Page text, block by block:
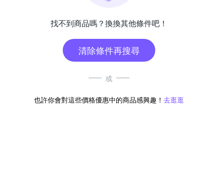
找不到商品嗎？換換其他條件吧！
清除條件再搜尋
或
也許你會對這些價格優惠中的商品感興趣！ 去逛逛